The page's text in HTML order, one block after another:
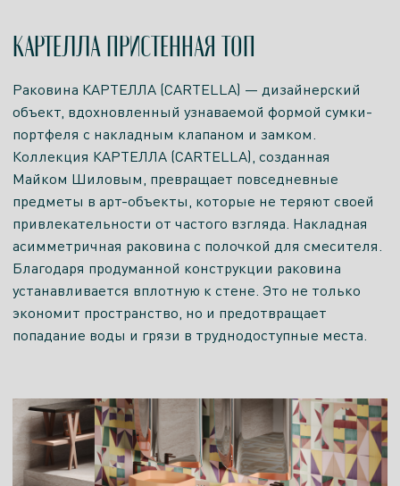
КАРТЕЛЛА ПРИСТЕННАЯ ТОП
Раковина КАРТЕЛЛА (CARTELLA) — дизайнерский
объект, вдохновленный узнаваемой формой сумки-
портфеля с накладным клапаном и замком.
Коллекция КАРТЕЛЛА (CARTELLA), созданная
Майком Шиловым, превращает повседневные
предметы в арт-объекты, которые не теряют своей
привлекательности от частого взгляда. Накладная
асимметричная раковина с полочкой для смесителя.
Благодаря продуманной конструкции раковина
устанавливается вплотную к стене. Это не только
экономит пространство, но и предотвращает
попадание воды и грязи в труднодоступные места.